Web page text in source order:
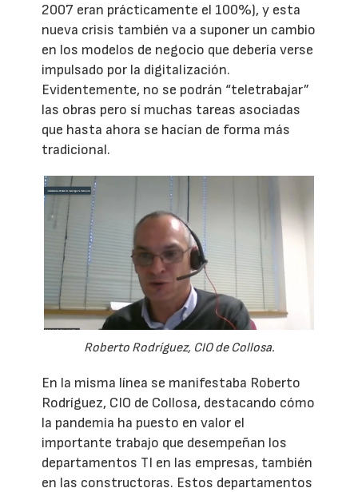
2007 eran prácticamente el 100%), y esta
nueva crisis también va a suponer un cambio
en los modelos de negocio que debería verse
impulsado por la digitalización.
Evidentemente, no se podrán “teletrabajar”
las obras pero sí muchas tareas asociadas
que hasta ahora se hacían de forma más
tradicional.
Roberto Rodríguez, CIO de Collosa.
En la misma línea se manifestaba Roberto
Rodríguez, CIO de Collosa, destacando cómo
la pandemia ha puesto en valor el
importante trabajo que desempeñan los
departamentos TI en las empresas, también
en las constructoras. Estos departamentos